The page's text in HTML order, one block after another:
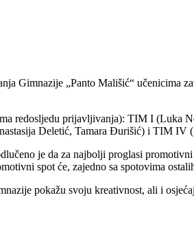
Gimnazije „Panto Mališić“ učenicima
redosljedu prijavljivanja): TIM I
Deletić, Tamara Đurišić) i TIM IV
je da za najbolji proglasi
spot će, zajedno sa spotovima
pokažu svoju kreativnost, ali i